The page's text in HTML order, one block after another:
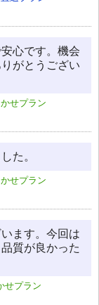
心です。機会
がとうござい
せプラン
た。
せプラン
ます。今回は
質が良かった
せプラン